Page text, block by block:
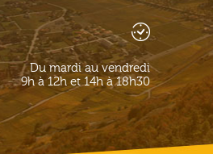
Du mardi au vendredi
9h à 12h et 14h à 18h30